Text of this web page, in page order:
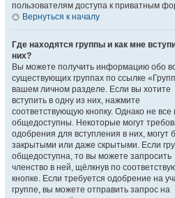
пользователям доступа к приватным
Вернуться к началу
Где находятся группы и как мне
них?
Вы можете получить информацию обо
существующих группах по ссылке
вашем личном разделе. Если вы хотите
вступить в одну из них, нажмите
соответствующую кнопку. Однако не все
общедоступны. Некоторые могут
одобрения для вступления в них, могут
закрытыми или даже скрытыми. Если
общедоступна, то вы можете запросить
членство в ней, щёлкнув по
кнопке. Если требуется одобрение на
группе, вы можете отправить запрос на